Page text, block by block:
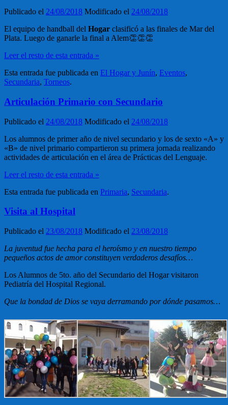
Publicado el 24/08/2018 Modificado el 24/08/2018
El equipo de handball del Hogar clasificó a las finales de Mar del
Plata. Luego de ganarle la final a Alem👏👏👏
Leer el resto de esta entrada »
Esta entrada fue publicada en El Hogar y Junín, Eventos,
Secundaria, Torneos.
Articulación Primario con Secundario
Publicado el 24/08/2018 Modificado el 24/08/2018
Los alumnos de primer año de nivel secundario y los de sexto «A» y
«B» de nivel primario compartieron su primera jornada realizando
actividades de articulación en el área de Prácticas del Lenguaje.
Leer el resto de esta entrada »
Esta entrada fue publicada en Primaria, Secundaria.
Visita al Hospital
Publicado el 23/08/2018 Modificado el 23/08/2018
La juventud fue hecha para el heroísmo y en nuestro tiempo
pequeños actos de amor constituyen verdaderos desafíos…
Los Alumnos de 5to. año del Secundario del Hogar visitaron
Pediatría del Hospital Regional.
Que la bondad de Dios se vaya derramando por dónde pasamos…